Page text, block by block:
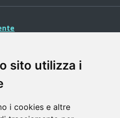
sito utilizza i
i cookies e altre
riutilizzabili solo alle
comunitaria 2003/98/CE e
- Centro storico di Firenze